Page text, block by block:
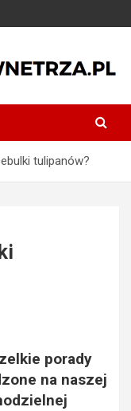
tulipanów?
porady
na naszej